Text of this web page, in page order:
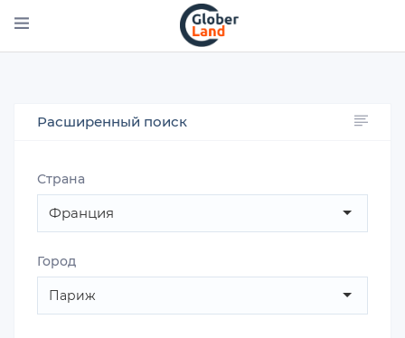
основному
Расширенный поиск
Страна
Франция
Город
Париж